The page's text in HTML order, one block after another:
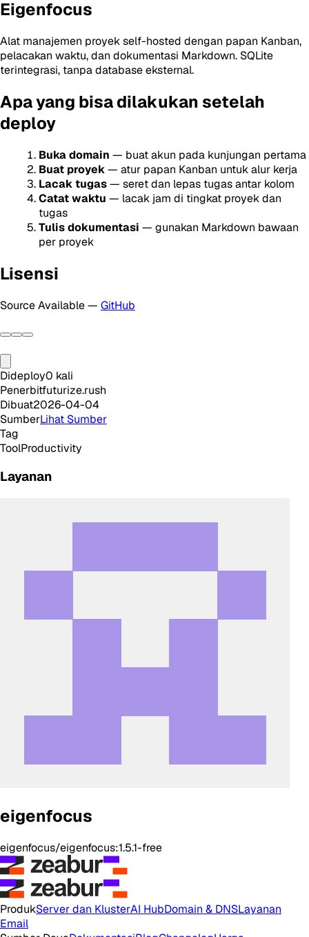
Eigenfocus
Alat manajemen proyek self-hosted dengan papan Kanban,
pelacakan waktu, dan dokumentasi Markdown. SQLite
terintegrasi, tanpa database eksternal.
Apa yang bisa dilakukan setelah
deploy
Buka domain — buat akun pada kunjungan pertama
Buat proyek— atur papan Kanban untuk alur kerja
Lacak tugas— seret dan lepas tugas antar kolom
Catat waktu — lacak jam di tingkat proyek dan
tugas
Tulis dokumentasi — gunakan Markdown bawaan
per proyek
Lisensi
Source Available — GitHub
Dideploy0 kali
Penerbitfuturize.rush
Dibuat2026-04-04
SumberLihat Sumber
Tag
ToolProductivity
Layanan
eigenfocus
eigenfocus/eigenfocus:1.5.1-free
ProdukServer dan KlusterAI HubDomain & DNSLayanan
Email